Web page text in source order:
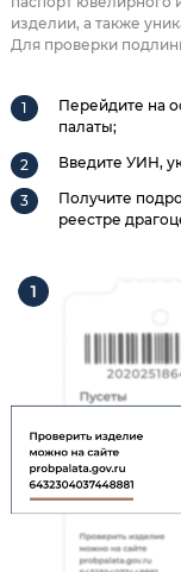
изделии, а также
Для проверки
Перейдите на
палаты;
Введите УИН,
Получите
реестре